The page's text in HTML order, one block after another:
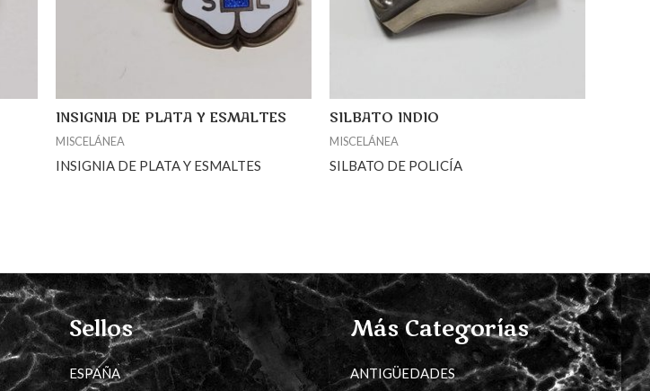
INSIGNIA DE PLATA Y ESMALTES
MISCELÁNEA
INSIGNIA DE PLATA Y ESMALTES
SILBATO INDIO
MISCELÁNEA
SILBATO DE POLICÍA
Sellos
ESPAÑA
Más Categorías
ANTIGÜEDADES